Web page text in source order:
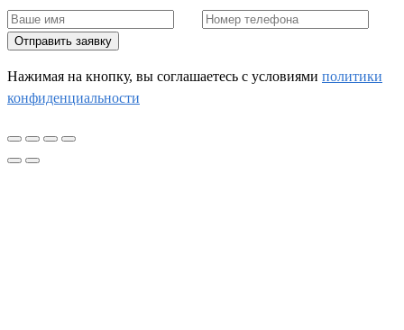
Отправить заявку
Нажимая на кнопку, вы соглашаетесь c условиями политики
конфиденциальности